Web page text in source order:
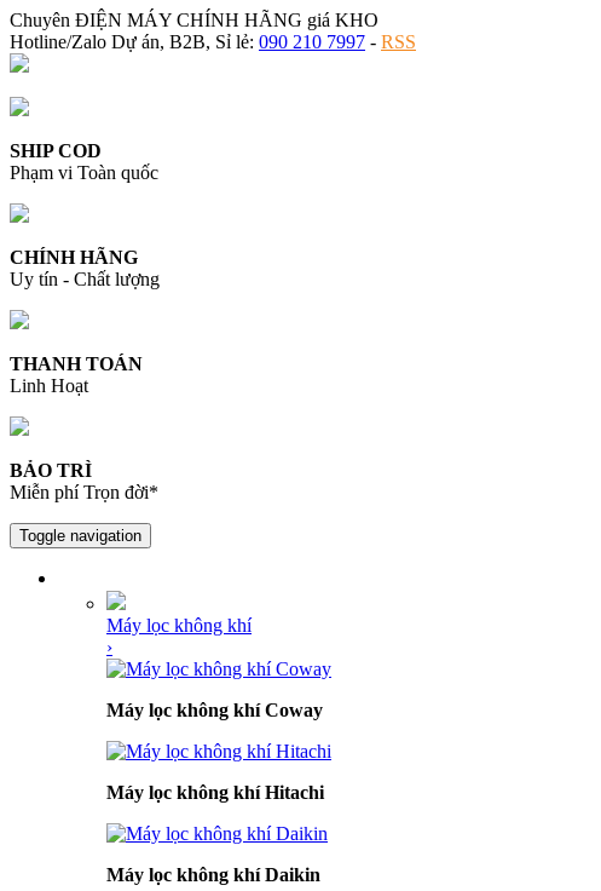
Chuyên ĐIỆN MÁY CHÍNH HÃNG giá KHO
Hotline/Zalo Dự án, B2B, Sỉ lẻ: 090 210 7997 - RSS
SHIP COD
Phạm vi Toàn quốc
CHÍNH HÃNG
Uy tín - Chất lượng
THANH TOÁN
Linh Hoạt
BẢO TRÌ
Miễn phí Trọn đời*
Toggle navigation
Máy lọc không khí
›
Máy lọc không khí Coway
Máy lọc không khí Hitachi
Máy lọc không khí Daikin